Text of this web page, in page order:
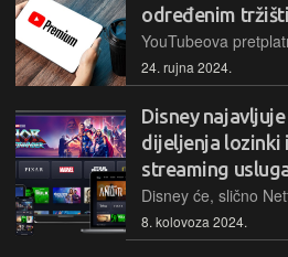
određenim
24. rujna 2024.
Disney
dijeljenja lozinki
streaming
8. kolovoza 2024.